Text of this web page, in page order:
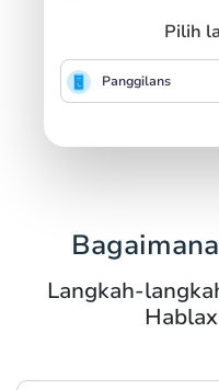
Pilih
Panggilans
Langkah-